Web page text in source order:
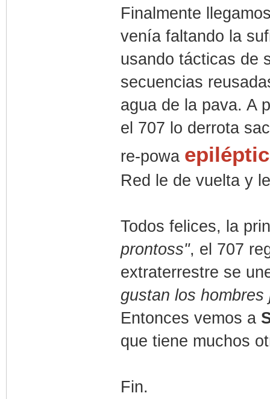
Finalmente
venía faltando la
usando tácticas de
secuencias
agua de la pava. A
el 707 lo derrota
re-powa
Red le de vuelta y
Todos felices, la
prontoss", el 707
extraterrestre se
gustan los hombres
Entonces vemos a
que tiene muchos
Fin.